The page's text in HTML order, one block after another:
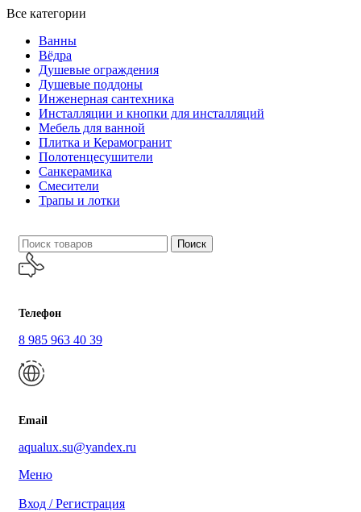
Все категории
Ванны
Вёдра
Душевые ограждения
Душевые поддоны
Инженерная сантехника
Инсталляции и кнопки для инсталляций
Мебель для ванной
Плитка и Керамогранит
Полотенцесушители
Санкерамика
Смесители
Трапы и лотки
Поиск
Телефон
8 985 963 40 39
Email
aqualux.su@yandex.ru
Меню
Вход / Регистрация